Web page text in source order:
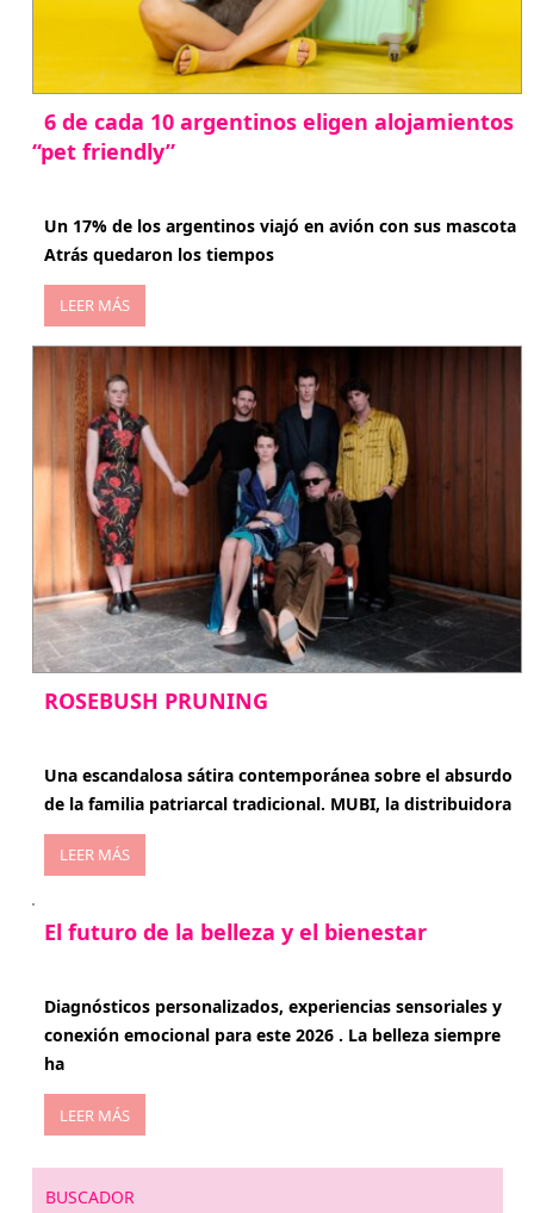
6 de cada 10 argentinos eligen alojamientos
“pet friendly”
Un 17% de los argentinos viajó en avión con sus mascota
Atrás quedaron los tiempos
LEER MÁS
ROSEBUSH PRUNING
Una escandalosa sátira contemporánea sobre el absurdo
de la familia patriarcal tradicional. MUBI, la distribuidora
LEER MÁS
El futuro de la belleza y el bienestar
Diagnósticos personalizados, experiencias sensoriales y
conexión emocional para este 2026 . La belleza siempre
ha
LEER MÁS
BUSCADOR